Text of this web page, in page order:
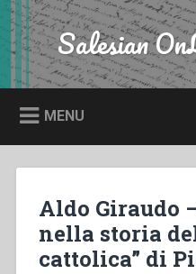
Skip
to
content
Search Salesian
MENU
Aldo Giraudo
nella storia
cattolica” di